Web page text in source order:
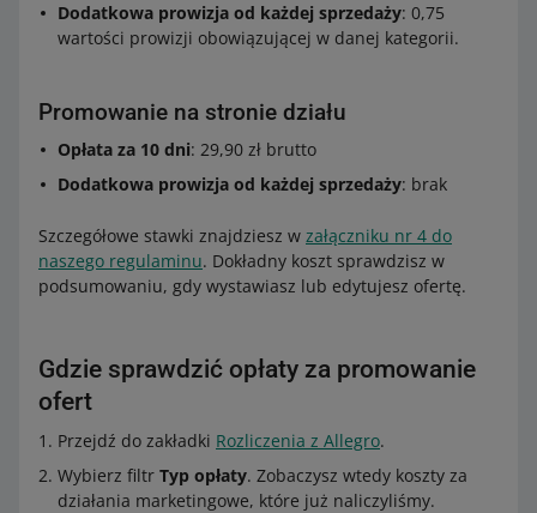
Dodatkowa prowizja od każdej sprzedaży: 0,75
wartości prowizji obowiązującej w danej kategorii.
Promowanie na stronie działu
Opłata za 10 dni: 29,90 zł brutto
Dodatkowa prowizja od każdej sprzedaży: brak
Szczegółowe stawki znajdziesz w załączniku nr 4 do
naszego regulaminu. Dokładny koszt sprawdzisz w
podsumowaniu, gdy wystawiasz lub edytujesz ofertę.
Gdzie sprawdzić opłaty za promowanie
ofert
Przejdź do zakładki Rozliczenia z Allegro.
Wybierz filtr Typ opłaty. Zobaczysz wtedy koszty za
działania marketingowe, które już naliczyliśmy.